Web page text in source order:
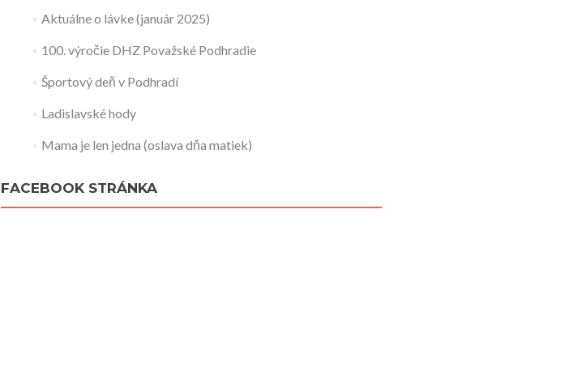
Aktuálne o lávke (január 2025)
100. výročie DHZ Považské Podhradie
Športový deň v Podhradí
Ladislavské hody
Mama je len jedna (oslava dňa matiek)
FACEBOOK STRÁNKA